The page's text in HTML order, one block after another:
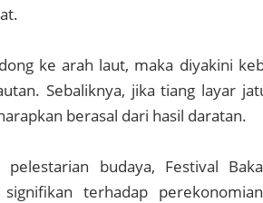
ke arah laut, maka diyakini
Sebaliknya, jika tiang layar
berasal dari hasil daratan.
pelestarian budaya, Festival
terhadap